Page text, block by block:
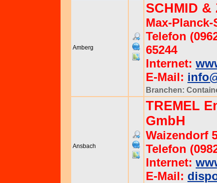
Amberg
SCHMID &
Max-Planck-
Telefon
65244
Internet:
E-Mail:
Branchen:
Ansbach
TREMEL
GmbH
Waizendorf
Telefon
Internet:
E-Mail: